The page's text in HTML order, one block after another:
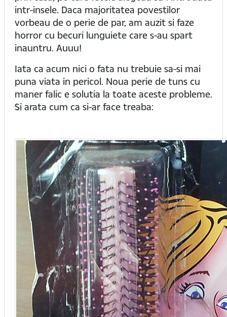
intr-insele. Daca majoritatea povestilor
vorbeau de o perie de par, am auzit si faze
horror cu becuri lunguiete care s-au spart
inauntru. Auuu!
Iata ca acum nici o fata nu trebuie sa-si mai
puna viata in pericol. Noua perie de tuns cu
maner falic e solutia la toate aceste probleme.
Si arata cum ca si-ar face treaba: